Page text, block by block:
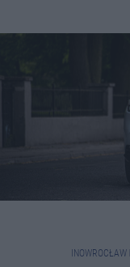
INOWROCŁAW